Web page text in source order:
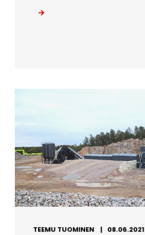
TEEMU TUOMINEN
08.06.2021